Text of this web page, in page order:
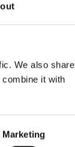
We also share
it with
Marketing